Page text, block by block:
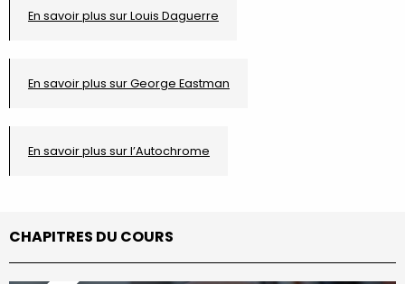
En savoir plus sur Louis Daguerre
En savoir plus sur George Eastman
En savoir plus sur l’Autochrome
CHAPITRES DU COURS